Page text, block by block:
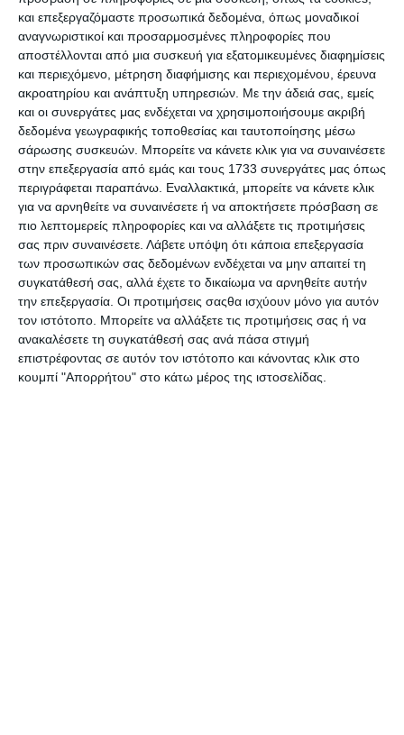
και επεξεργαζόμαστε προσωπικά δεδομένα, όπως μοναδικοί
αναγνωριστικοί και προσαρμοσμένες πληροφορίες που
αποστέλλονται από μια συσκευή για εξατομικευμένες διαφημίσεις
και περιεχόμενο, μέτρηση διαφήμισης και περιεχομένου, έρευνα
ακροατηρίου και ανάπτυξη υπηρεσιών. Με την άδειά σας, εμείς
και οι συνεργάτες μας ενδέχεται να χρησιμοποιήσουμε ακριβή
δεδομένα γεωγραφικής τοποθεσίας και ταυτοποίησης μέσω
σάρωσης συσκευών. Μπορείτε να κάνετε κλικ για να συναινέσετε
στην επεξεργασία από εμάς και τους 1733 συνεργάτες μας όπως
περιγράφεται παραπάνω. Εναλλακτικά, μπορείτε να κάνετε κλικ
για να αρνηθείτε να συναινέσετε ή να αποκτήσετε πρόσβαση σε
πιο λεπτομερείς πληροφορίες και να αλλάξετε τις προτιμήσεις
σας πριν συναινέσετε. Λάβετε υπόψη ότι κάποια επεξεργασία
των προσωπικών σας δεδομένων ενδέχεται να μην απαιτεί τη
συγκατάθεσή σας, αλλά έχετε το δικαίωμα να αρνηθείτε αυτήν
την επεξεργασία. Οι προτιμήσεις σαςθα ισχύουν μόνο για αυτόν
τον ιστότοπο. Μπορείτε να αλλάξετε τις προτιμήσεις σας ή να
ανακαλέσετε τη συγκατάθεσή σας ανά πάσα στιγμή
επιστρέφοντας σε αυτόν τον ιστότοπο και κάνοντας κλικ στο
κουμπί "Απορρήτου" στο κάτω μέρος της ιστοσελίδας.
Γυμναστήρια & Χώρους Fitness
7 Απριλίου 2025
QUIZ: 7 Ερωτήσεις για
Προγραμματιστές